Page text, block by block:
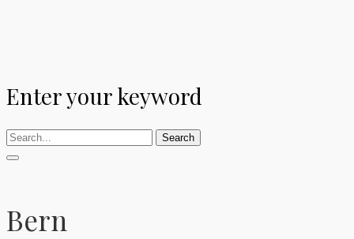
Enter your keyword
Search
Bern